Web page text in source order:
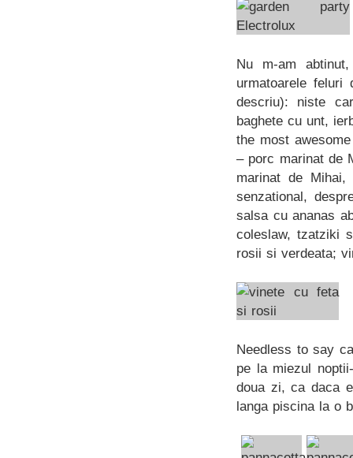
Nu m-am
urmatoarele
descriu): niste
baghete cu unt,
the most
– porc marinat de
marinat de
senzational,
salsa cu ananas
coleslaw, tzatziki
rosii si verdeata;
Needless to say
pe la miezul
doua zi, ca daca
langa piscina la o